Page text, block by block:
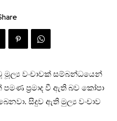
මූල්‍ය වංචාවක් සම්බන්ධයෙන්
ප්‍රමාද වී ඇති බව කෝපා
සිදුව ඇති මුල්‍ය වංචාව